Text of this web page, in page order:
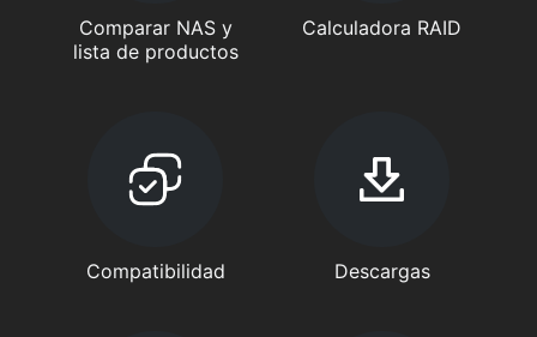
Comparar NAS y
lista de productos
Calculadora RAID
Compatibilidad Descargas